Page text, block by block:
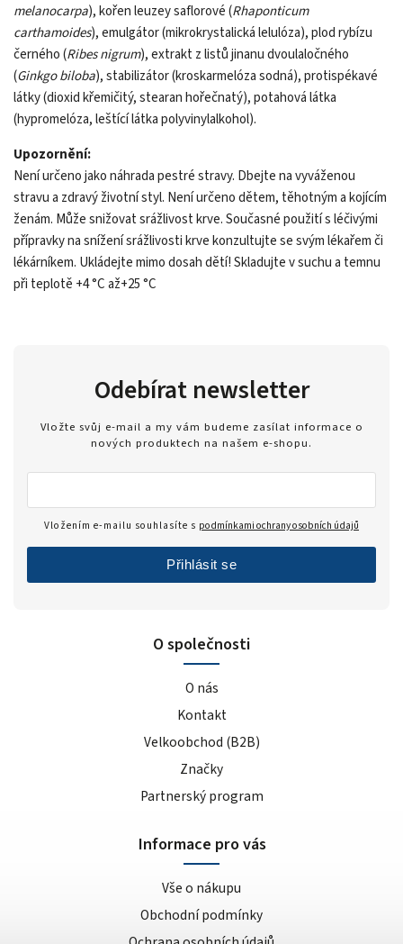
melanocarpa), kořen leuzey saflorové (Rhaponticum
carthamoides), emulgátor (mikrokrystalická lelulóza), plod rybízu
černého (Ribes nigrum), extrakt z listů jinanu dvoulaločného
(Ginkgo biloba), stabilizátor (kroskarmelóza sodná), protispékavé
látky (dioxid křemičitý, stearan hořečnatý), potahová látka
(hypromelóza, leštící látka polyvinylalkohol).
Upozornění:
Není určeno jako náhrada pestré stravy. Dbejte na vyváženou
stravu a zdravý životní styl. Není určeno dětem, těhotným a kojícím
ženám. Může snižovat srážlivost krve. Současné použití s léčivými
přípravky na snížení srážlivosti krve konzultujte se svým lékařem či
lékárníkem. Ukládejte mimo dosah dětí! Skladujte v suchu a temnu
při teplotě +4 °C až+25 °C
O společnosti
O nás
Kontakt
Velkoobchod (B2B)
Značky
Partnerský program
Informace pro vás
Vše o nákupu
Obchodní podmínky
Odebírat newsletter
Vložte svůj e-mail a my vám budeme zasílat informace o
nových produktech na našem e-shopu.
Vložením e-mailu souhlasíte s podmínkami ochrany osobních údajů
Přihlásit se